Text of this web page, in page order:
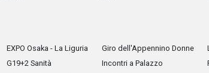
EXPO Osaka - La Liguria
G19+2 Sanità
Giro dell'Appennino Donne
Incontri a Palazzo